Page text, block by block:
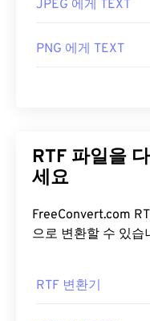
JPEG 에게 TEXT
PNG 에게 TEXT
RTF 파일을
세요
FreeConvert.com RTF 파일을 다음과 같은 다른 형식
으로 변환할 수 있습
RTF 변환기